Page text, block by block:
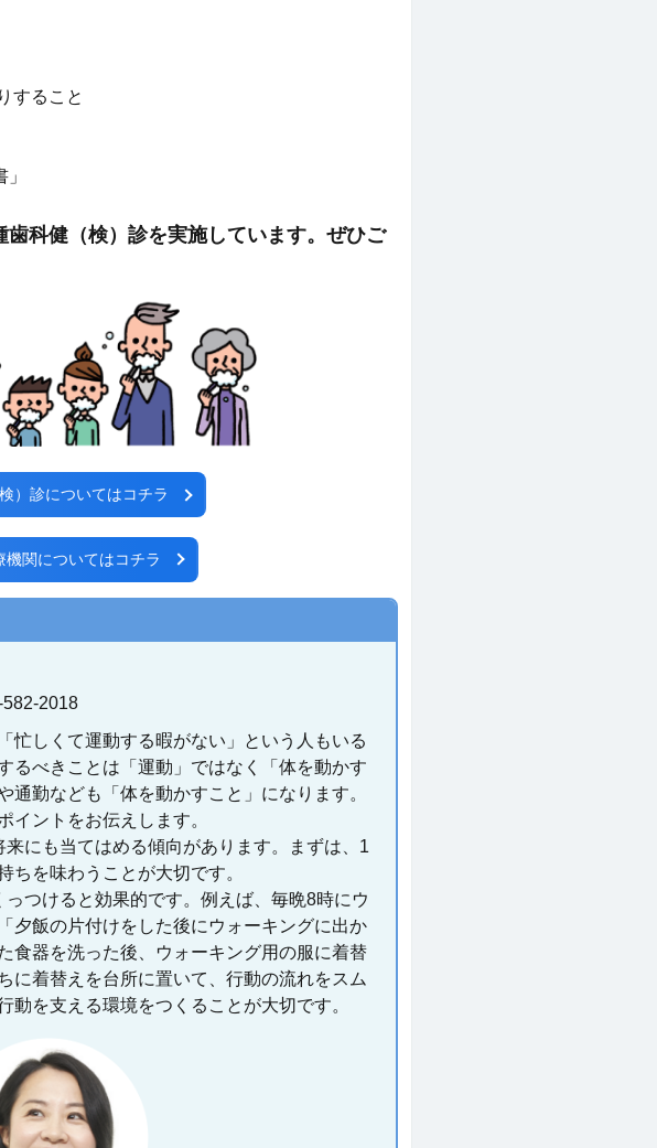
すること
科健（検）診を実施しています。ぜひご
）診についてはコチラ
機関についてはコチラ
2018
しくて運動する暇がない」という人もいる
るべきことは「運動」ではなく「体を動かす
通勤なども「体を動かすこと」になります。
ントをお伝えします。
にも当てはめる傾向があります。まずは、1
ちを味わうことが大切です。
つけると効果的です。例えば、毎晩8時にウ
夕飯の片付けをした後にウォーキングに出か
食器を洗った後、ウォーキング用の服に着替
に着替えを台所に置いて、行動の流れをスム
動を支える環境をつくることが大切です。